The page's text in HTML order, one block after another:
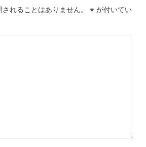
れることはありません。 ※ が付いてい